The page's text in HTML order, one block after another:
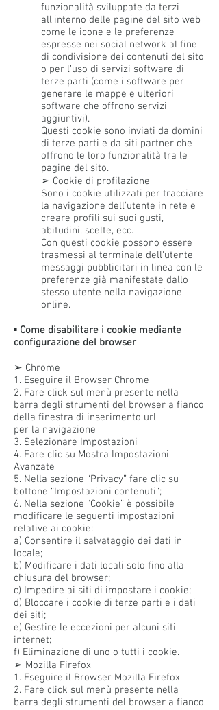
funzionalità sviluppate da terzi
all'interno delle pagine del sito web
come le icone e le preferenze
espresse nei social network al fine
di condivisione dei contenuti del sito
o per l’uso di servizi software di
terze parti (come i software per
generare le mappe e ulteriori
software che offrono servizi
aggiuntivi).
Questi cookie sono inviati da domini
di terze parti e da siti partner che
offrono le loro funzionalità tra le
pagine del sito.
➢ Cookie di profilazione
Sono i cookie utilizzati per tracciare
la navigazione dell'utente in rete e
creare profili sui suoi gusti,
abitudini, scelte, ecc.
Con questi cookie possono essere
trasmessi al terminale dell'utente
messaggi pubblicitari in linea con le
preferenze già manifestate dallo
stesso utente nella navigazione
online.
▪ Come disabilitare i cookie mediante
configurazione del browser
➢ Chrome
1. Eseguire il Browser Chrome
2. Fare click sul menù presente nella
barra degli strumenti del browser a fianco
della finestra di inserimento url
per la navigazione
3. Selezionare Impostazioni
4. Fare clic su Mostra Impostazioni
Avanzate
5. Nella sezione “Privacy” fare clic su
bottone “Impostazioni contenuti“;
6. Nella sezione “Cookie” è possibile
modificare le seguenti impostazioni
relative ai cookie:
a) Consentire il salvataggio dei dati in
locale;
b) Modificare i dati locali solo fino alla
chiusura del browser;
c) Impedire ai siti di impostare i cookie;
d) Bloccare i cookie di terze parti e i dati
dei siti;
e) Gestire le eccezioni per alcuni siti
internet;
f) Eliminazione di uno o tutti i cookie.
➢ Mozilla Firefox
1. Eseguire il Browser Mozilla Firefox
2. Fare click sul menù presente nella
barra degli strumenti del browser a fianco